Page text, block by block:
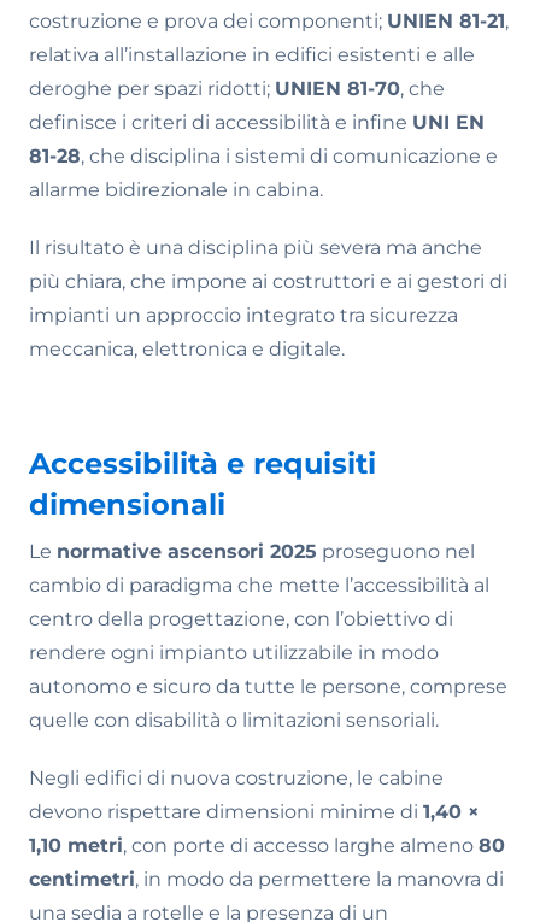
costruzione e prova dei componenti; UNIEN 81-21,
relativa all’installazione in edifici esistenti e alle
deroghe per spazi ridotti; UNIEN 81-70, che
definisce i criteri di accessibilità e infine UNI EN
81-28, che disciplina i sistemi di comunicazione e
allarme bidirezionale in cabina.
Il risultato è una disciplina più severa ma anche
più chiara, che impone ai costruttori e ai gestori di
impianti un approccio integrato tra sicurezza
meccanica, elettronica e digitale.
Accessibilità e requisiti
dimensionali
Le normative ascensori 2025 proseguono nel
cambio di paradigma che mette l’accessibilità al
centro della progettazione, con l’obiettivo di
rendere ogni impianto utilizzabile in modo
autonomo e sicuro da tutte le persone, comprese
quelle con disabilità o limitazioni sensoriali.
Negli edifici di nuova costruzione, le cabine
devono rispettare dimensioni minime di 1,40 ×
1,10 metri, con porte di accesso larghe almeno 80
centimetri, in modo da permettere la manovra di
una sedia a rotelle e la presenza di un